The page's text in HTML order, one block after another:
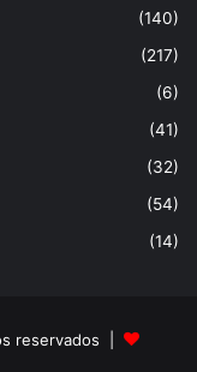
(140)
(217)
(6)
(41)
(32)
(54)
(14)
reservados |